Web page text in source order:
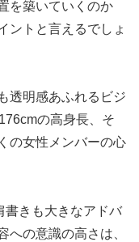
を築いていくのか
ントと言えるでしょ
透明感あふれるビジ
の高身長、そ
の女性メンバーの心
書きも大きなアドバ
への意識の高さは、